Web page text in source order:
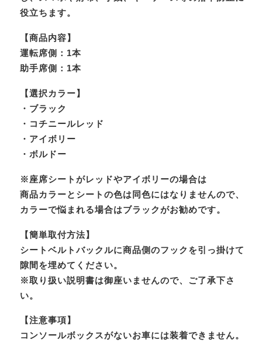
役立ちます。
【商品内容】
運転席側：1本
助手席側：1本
【選択カラー】
・ブラック
・コチニールレッド
・アイボリー
・ボルドー
※座席シートがレッドやアイボリーの場合は
商品カラーとシートの色は同色にはなりませんので、
カラーで悩まれる場合はブラックがお勧めです。
【簡単取付方法】
シートベルトバックルに商品側のフックを引っ掛けて
隙間を埋めてください。
※取り扱い説明書は御座いませんので、ご了承下さ
い。
【注意事項】
コンソールボックスがないお車には装着できません。